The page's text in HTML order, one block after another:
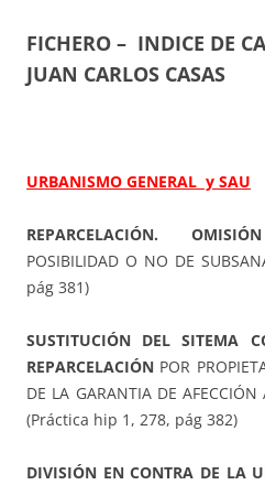
FICHERO – INDICE DE
JUAN CARLOS CASAS
URBANISMO GENERAL y SAU
REPARCELACIÓN.
POSIBILIDAD O NO DE
pág 381)
SUSTITUCIÓN DEL SITEMA
REPARCELACIÓN POR
DE LA GARANTIA DE
(Práctica hip 1, 278, pág 382)
DIVISIÓN EN CONTRA DE LA